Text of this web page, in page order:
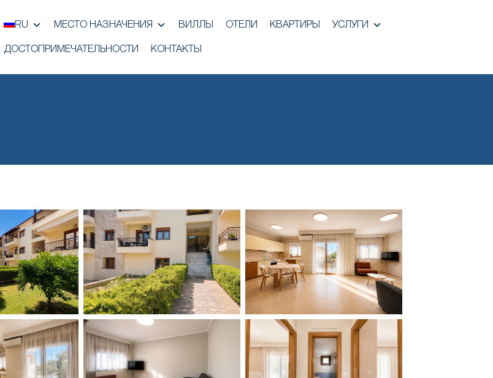
RU МЕСТО НАЗНАЧЕНИЯ ВИЛЛЫ ОТЕЛИ КВАРТИРЫ УСЛУГИ
ДОСТОПРИМЕЧАТЕЛЬНОСТИ КОНТАКТЫ